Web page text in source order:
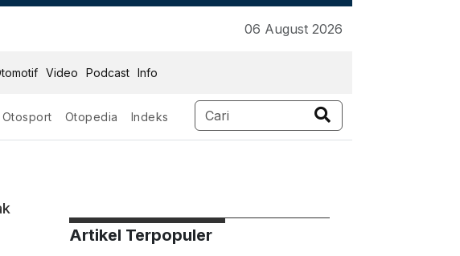
06 August 2026
Video Podcast Info
Otosport Otopedia Indeks
Artikel Terpopuler